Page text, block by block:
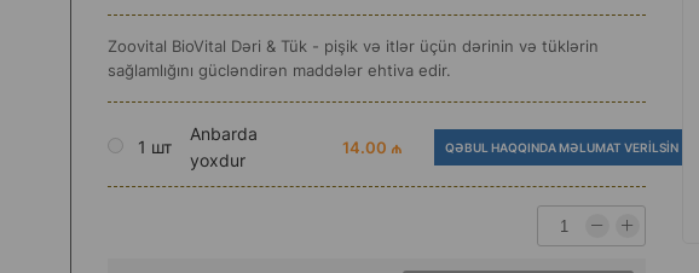
Zoovital BioVital Dəri & Tük - pişik və itlər üçün dərinin və tüklərin
sağlamlığını gücləndirən maddələr ehtiva edir.
1 шт
Anbarda
yoxdur
14.00 ₼ QƏBUL HAQQINDA MƏLUMAT VERILSIN